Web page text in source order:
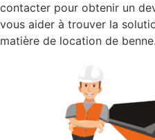
contacter pour obtenir un
vous aider à trouver la
matière de location de benne.